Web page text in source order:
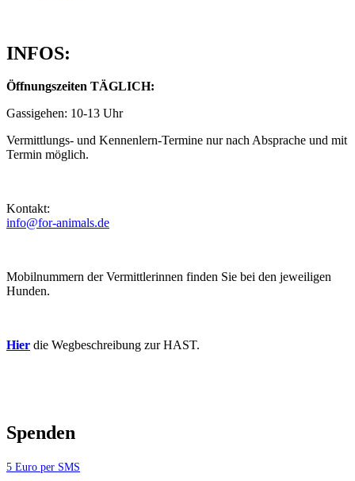
INFOS:
Öffnungszeiten TÄGLICH:
Gassigehen: 10-13 Uhr
Vermittlungs- und Kennenlern-Termine nur nach Absprache und mit
Termin möglich.
Kontakt:
info@for-animals.de
Mobilnummern der Vermittlerinnen finden Sie bei den jeweiligen
Hunden.
Hier die Wegbeschreibung zur HAST.
Spenden
5 Euro per SMS